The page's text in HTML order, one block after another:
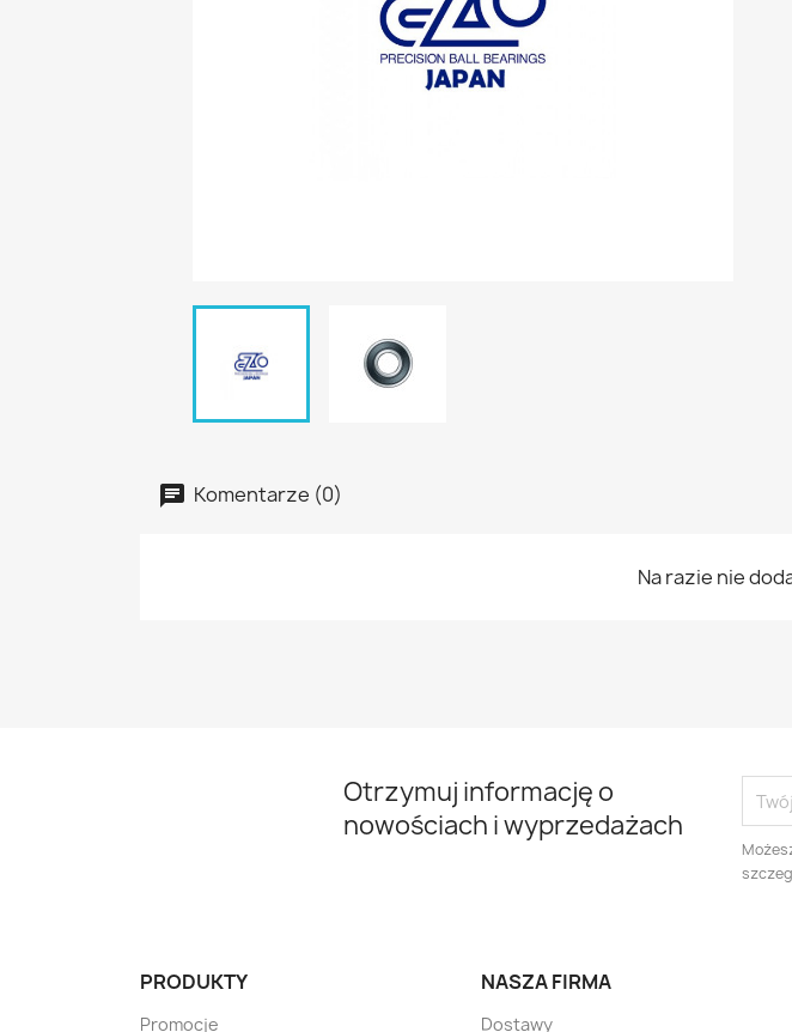
Komentarze (0)
Na razie nie
Otrzymuj informację o
nowościach i wyprzedażach
PRODUKTY
Promocje
NASZA FIRMA
Dostawy